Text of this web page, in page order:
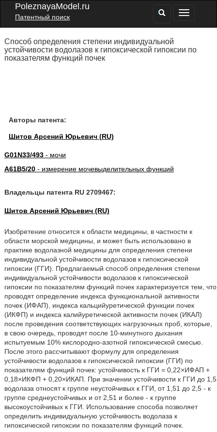
PoleznayaModel.ru
Патентный поиск
Способ определения степени индивидуальной
устойчивости водолазов к гипоксической гипоксии по
показателям функций почек
Авторы патента:
Шитов Арсений Юрьевич (RU)
G01N33/493- мочи
A61B5/20- измерение мочевыделительных функций
Владельцы патента RU 2709467:
Шитов Арсений Юрьевич (RU)
Изобретение относится к области медицины, в частности к
области морской медицины, и может быть использовано в
практике водолазной медицины для определения степени
индивидуальной устойчивости водолазов к гипоксической
гипоксии (ГГИ). Предлагаемый способ определения степени
индивидуальной устойчивости водолазов к гипоксической
гипоксии по показателям функций почек характеризуется тем, что
проводят определение индекса функциональной активности
почек (ИФАП), индекса кальцийуретической функции почек
(ИКФП) и индекса калийуретической активности почек (ИКАЛ)
после проведения соответствующих нагрузочных проб, которые,
в свою очередь, проводят после 10-минутного дыхания
испытуемым 10% кислородно-азотной гипоксической смесью.
После этого рассчитывают формулу для определения
устойчивости водолазов к гипоксической гипоксии (ГГИ) по
показателям функций почек: устойчивость к ГГИ = 0,22×ИФАП +
0,18×ИКФП + 0,20×ИКАП. При значении устойчивости к ГГИ до 1,5
водолаза относят к группе неустойчивых к ГГИ, от 1,51 до 2,5 - к
группе среднеустойчивых и от 2,51 и более - к группе
высокоустойчивых к ГГИ. Использование способа позволяет
определить индивидуальную устойчивость водолаза к
гипоксической гипоксии по показателям функций почек.